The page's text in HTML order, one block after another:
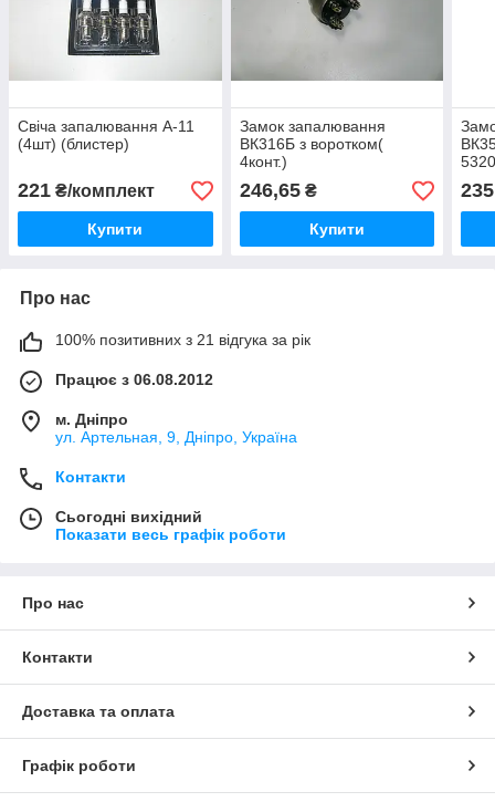
Свіча запалювання А-11
(4шт) (блистер)
221 ₴/комплект
Купити
Замок запалювання
ВК316Б з воротком(
4конт.)
246,65₴
Купити
235
Про нас
100% позитивних з 21 відгука за рік
Працює з 06.08.2012
м. Дніпро
ул. Артельная, 9, Дніпро, Україна
Контакти
Сьогодні вихідний
Показати весь графік роботи
Про нас
Контакти
Доставка та оплата
Графік роботи